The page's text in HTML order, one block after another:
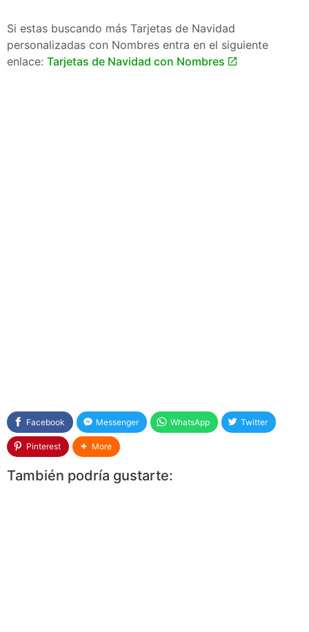
Si estas buscando más Tarjetas de Navidad
personalizadas con Nombres entra en el siguiente
enlace: Tarjetas de Navidad con Nombres
Facebook Messenger WhatsApp Twitter
Pinterest More
También podría gustarte: